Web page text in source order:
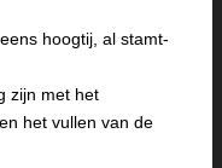
hoogtij, al stamt-
zijn met het
het vullen van de